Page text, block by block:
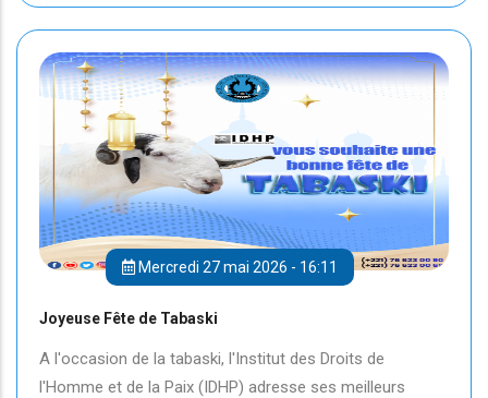
Mercredi 27 mai 2026 - 16:11
Joyeuse Fête de Tabaski
A l'occasion de la tabaski, l'Institut des Droits de
l'Homme et de la Paix (IDHP) adresse ses meilleurs